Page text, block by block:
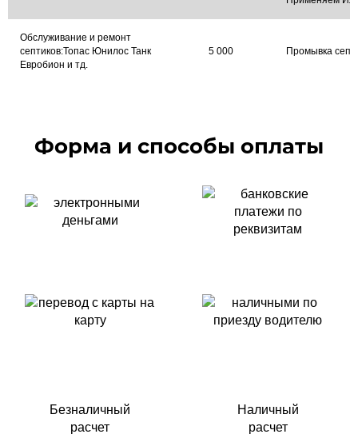
Обслуживание и ремонт
септиков:Топас Юнилос Танк
Евробион и тд.
5 000 Промывка
Форма и способы оплаты
Безналичный
расчет
Наличный
расчет